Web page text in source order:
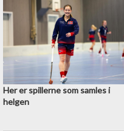
Her er spillerne som samles i
helgen